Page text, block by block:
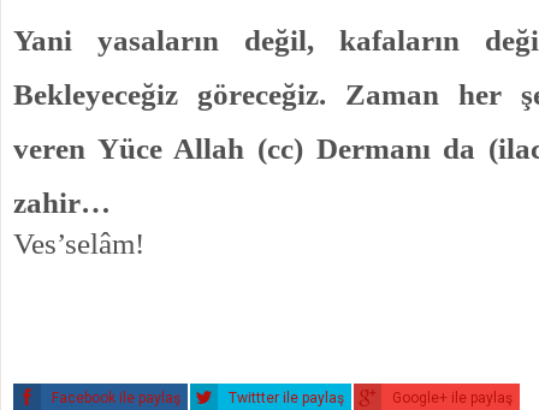
Yani yasaların değil, kafaların
Bekleyeceğiz göreceğiz. Zaman her
veren Yüce Allah (cc) Dermanı da
zahir…
Ves’selâm!
Facebook ile paylaş Twittter ile paylaş Google+ ile paylaş